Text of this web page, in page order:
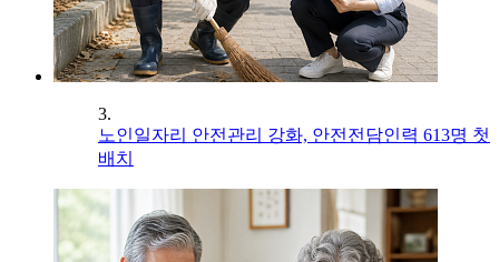
3.
노인일자리 안전관리 강화, 안전전담인력 613명 첫
배치